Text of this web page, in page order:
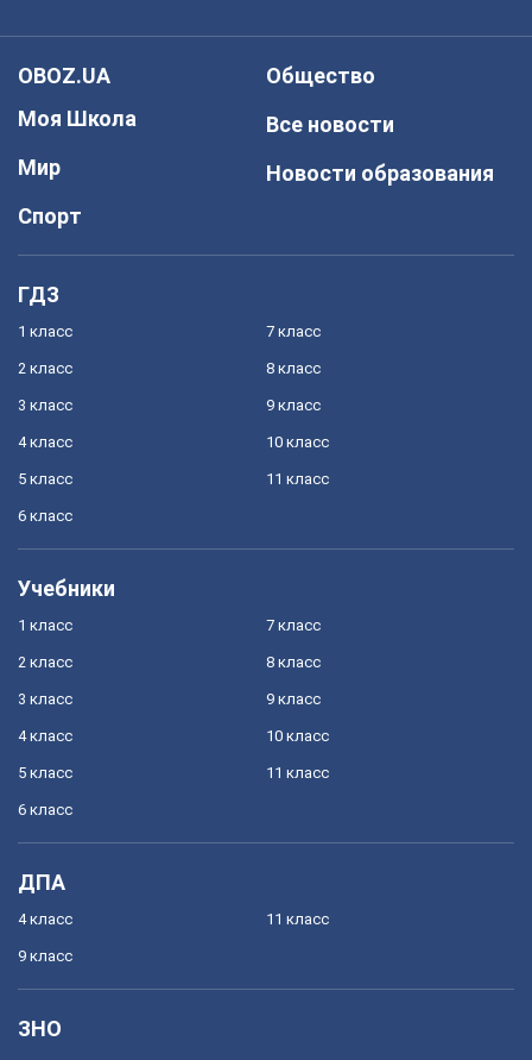
OBOZ.UA
Моя Школа
Мир
Спорт
Общество
Все новости
Новости образования
ГДЗ
1 класс
2 класс
3 класс
4 класс
5 класс
6 класс
7 класс
8 класс
9 класс
10 класс
11 класс
Учебники
1 класс
2 класс
3 класс
4 класс
5 класс
6 класс
7 класс
8 класс
9 класс
10 класс
11 класс
ДПА
4 класс
9 класс
11 класс
ЗНО